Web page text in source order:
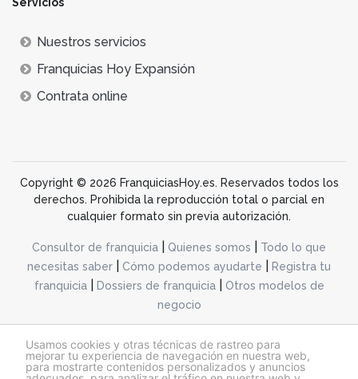
Usamos cookies y otras técnicas de rastreo para
mejorar tu experiencia de navegación en nuestra web,
para mostrarte contenidos personalizados y anuncios
Servicios
Nuestros servicios
Franquicias Hoy Expansión
Contrata online
Copyright © 2026 FranquiciasHoy.es. Reservados todos los
derechos. Prohibida la reproducción total o parcial en
cualquier formato sin previa autorización.
Consultor de franquicia Quienes somos
Todo lo que
necesitas saber
Cómo podemos ayudarte
Registra tu
franquicia| Dossiers de franquicia|
Otros modelos de
negocio